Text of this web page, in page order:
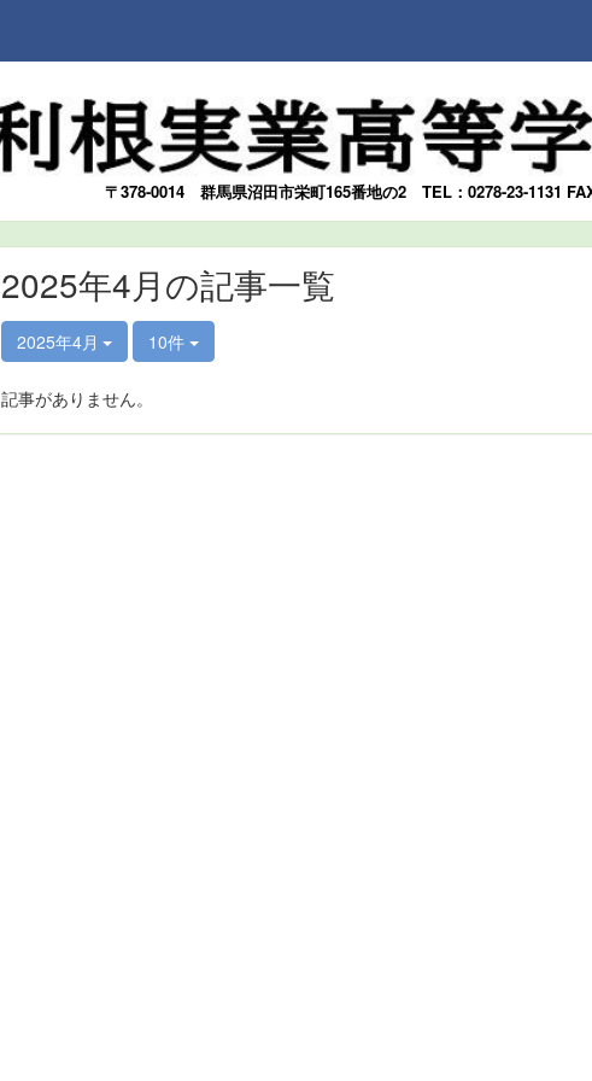
〒378-0014 群馬県沼田市栄町165番地の2 TEL：0278-23-1131
2025年4月の記事一覧
2025年4月 10件
記事がありません。